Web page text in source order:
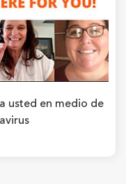
usted en medio de